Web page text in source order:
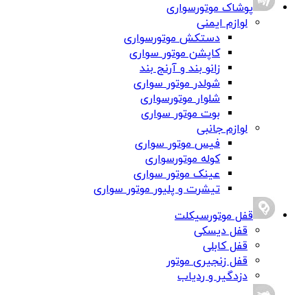
پوشاک موتورسواری
لوازم ایمنی
دستکش موتورسواری
کاپشن موتور سواری
زانو بند و آرنج بند
شولدر موتور سواری
شلوار موتورسواری
بوت موتور سواری
لوازم جانبی
فیس موتور سواری
کوله موتورسواری
عینک موتور سواری
تیشرت و پلیور موتور سواری
قفل موتورسیکلت
قفل دیسکی
قفل کابلی
قفل زنجیری موتور
دزدگیر و ردیاب